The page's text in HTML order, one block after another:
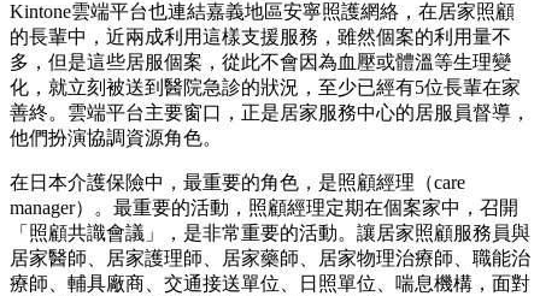
Kintone雲端平台也連結嘉義地區安寧照護網絡，在居家照顧
的長輩中，近兩成利用這樣支援服務，雖然個案的利用量不
多，但是這些居服個案，從此不會因為血壓或體溫等生理變
化，就立刻被送到醫院急診的狀況，至少已經有5位長輩在家
善終。雲端平台主要窗口，正是居家服務中心的居服員督導，
他們扮演協調資源角色。
在日本介護保險中，最重要的角色，是照顧經理（care
manager）。最重要的活動，照顧經理定期在個案家中，召開
「照顧共識會議」，是非常重要的活動。讓居家照顧服務員與
居家醫師、居家護理師、居家藥師、居家物理治療師、職能治
療師、輔具廠商、交通接送單位、日照單位、喘息機構，面對